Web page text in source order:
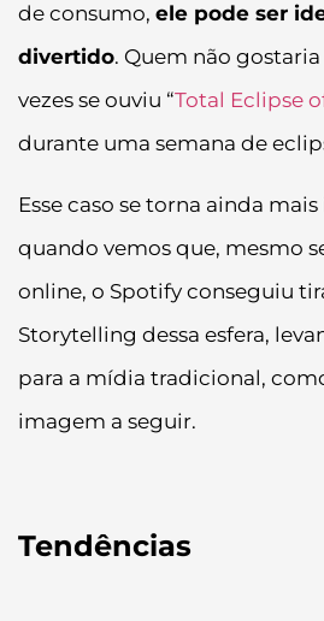
de consumo, ele pode ser
divertido. Quem não
vezes se ouviu “Total Eclipse
durante uma semana de
Esse caso se torna ainda
quando vemos que, mesmo
online, o Spotify conseguiu
Storytelling dessa esfera,
para a mídia tradicional,
imagem a seguir.
Tendências